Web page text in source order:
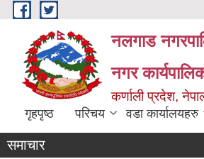
Skip to main content
नलगाड
नगर
कर्णाली प्रदेश,
गृहपृष्ठ परिचय वडा कार्यालयहरु
समाचार